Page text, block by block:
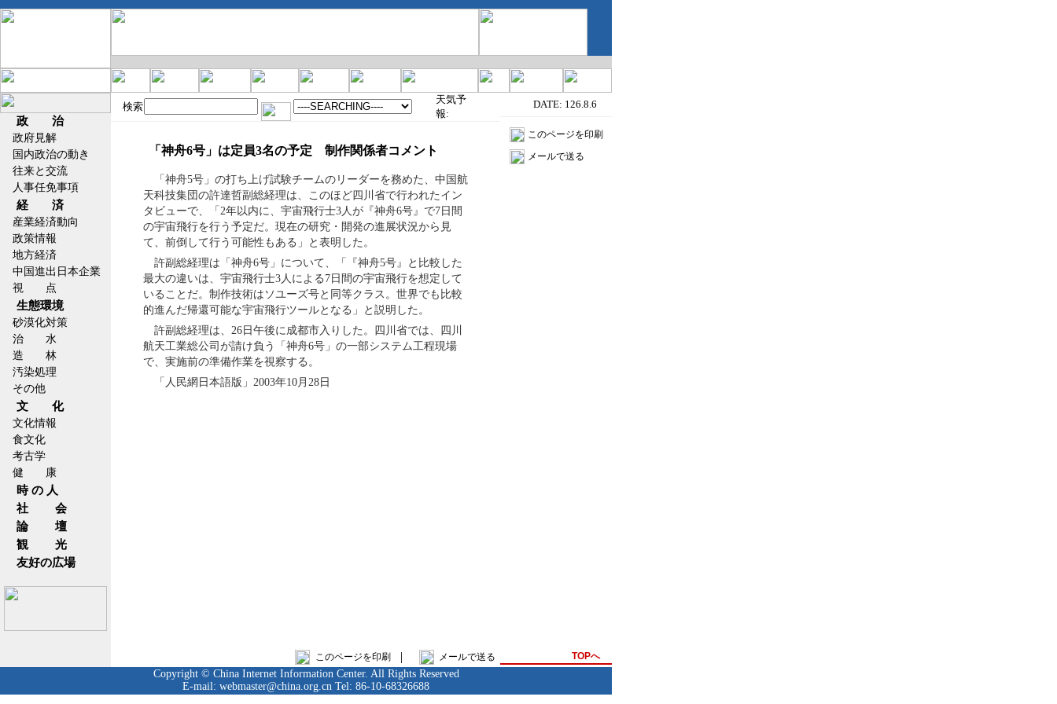
政 治
政府見解
国内政治の動き
往来と交流
人事任免事項
経 済
産業経済動向
政策情報
地方経済
中国進出日本企業
視 点
生態環境
砂漠化対策
治 水
造 林
汚染処理
その他
文 化
文化情報
食文化
考古学
健 康
時 の 人
社 会
論 壇
観 光
友好の広場
検索
天気予
報:
「神舟6号」は定員3名の予定 制作関係者コメント
「神舟5号」の打ち上げ試験チームのリーダーを務めた、中国航
天科技集団の許達哲副総経理は、このほど四川省で行われたイン
タビューで、「2年以内に、宇宙飛行士3人が『神舟6号』で7日間
の宇宙飛行を行う予定だ。現在の研究・開発の進展状況から見
て、前倒して行う可能性もある」と表明した。
許副総経理は「神舟6号」について、「『神舟5号』と比較した
最大の違いは、宇宙飛行士3人による7日間の宇宙飛行を想定して
いることだ。制作技術はソユーズ号と同等クラス。世界でも比較
的進んだ帰還可能な宇宙飛行ツールとなる」と説明した。
許副総経理は、26日午後に成都市入りした。四川省では、四川
航天工業総公司が請け負う「神舟6号」の一部システム工程現場
で、実施前の準備作業を視察する。
「人民網日本語版」2003年10月28日
DATE: 126.8.6
このページを印刷
メールで送る
このページを印刷 | メールで送る TOPへ
Copyright © China Internet Information Center. All Rights Reserved
E-mail: webmaster@china.org.cn Tel: 86-10-68326688